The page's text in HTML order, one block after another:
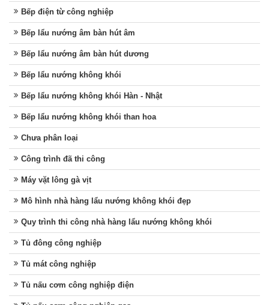
Bếp điện từ công nghiệp
Bếp lẩu nướng âm bàn hút âm
Bếp lẩu nướng âm bàn hút dương
Bếp lẩu nướng không khói
Bếp lẩu nướng không khói Hàn - Nhật
Bếp lẩu nướng không khói than hoa
Chưa phân loại
Công trình đã thi công
Máy vặt lông gà vịt
Mô hình nhà hàng lẩu nướng không khói đẹp
Quy trình thi công nhà hàng lẩu nướng không khói
Tủ đông công nghiệp
Tủ mát công nghiệp
Tủ nấu cơm công nghiệp điện